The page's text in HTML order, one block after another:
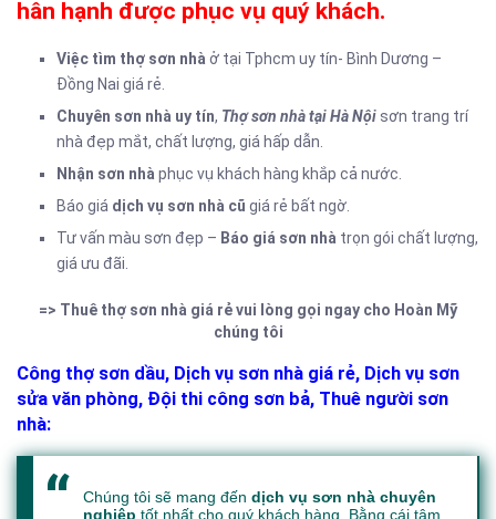
hân hạnh được phục vụ quý khách.
Việc tìm thợ sơn nhà ở tại Tphcm uy tín- Bình Dương –
Đồng Nai giá rẻ.
Chuyên sơn nhà uy tín, Thợ sơn nhà tại Hà Nội sơn trang trí
nhà đẹp mắt, chất lượng, giá hấp dẫn.
Nhận sơn nhà phục vụ khách hàng khắp cả nước.
Báo giá dịch vụ sơn nhà cũ giá rẻ bất ngờ.
Tư vấn màu sơn đẹp – Báo giá sơn nhà trọn gói chất lượng,
giá ưu đãi.
=> Thuê thợ sơn nhà giá rẻ vui lòng gọi ngay cho Hoàn Mỹ
chúng tôi
Công thợ sơn dầu, Dịch vụ sơn nhà giá rẻ, Dịch vụ sơn
sửa văn phòng, Đội thi công sơn bả, Thuê người sơn
nhà:
Chúng tôi sẽ mang đến dịch vụ sơn nhà chuyên
nghiệp tốt nhất cho quý khách hàng. Bằng cái tâm